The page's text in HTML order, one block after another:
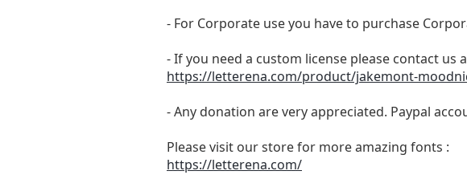
- For Corporate use you have to purchase
- If you need a custom license please contact us
https://letterena.com/product/jakemont-
- Any donation are very appreciated. Paypal
Please visit our store for more amazing fonts :
https://letterena.com/